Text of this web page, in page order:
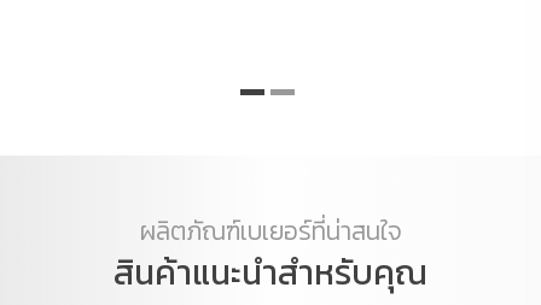
ผลิตภัณฑ์เบเยอร์ที่น่าสนใจ
สินค้าแนะนำสำหรับคุณ